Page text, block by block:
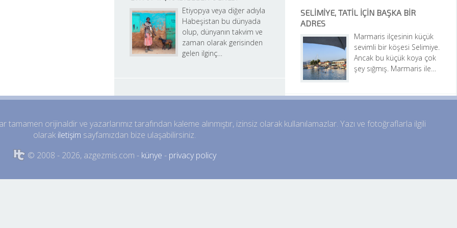
Etiyopya veya diğer adıyla
Habeşistan bu dünyada
olup, dünyanın takvim ve
zaman olarak gerisinden
gelen ilginç…
SELIMIYE, TATIL IÇIN BAŞKA BIR
ADRES
Marmaris ilçesinin küçük
sevimli bir köşesi Selimiye.
Ancak bu küçük koya çok
şey sığmış. Marmaris ile…
orijinaldir ve yazarlarımız tarafından kaleme alınmıştır, izinsiz olarak kullanılamazlar. Yazı ve fotoğraflarla ilgili
olarak iletişim sayfamızdan bize ulaşabilirsiniz.
© 2008 - 2026, azgezmis.com - künye - privacy policy